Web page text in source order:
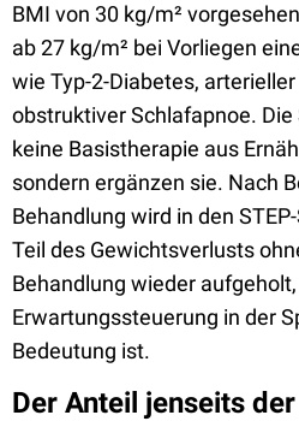
BMI von 30 kg/m²
ab 27 kg/m² bei Vorliegen
wie Typ-2-Diabetes,
obstruktiver Schlafapnoe.
keine Basistherapie aus
sondern ergänzen sie. Nach
Behandlung wird in den
Teil des Gewichtsverlusts
Behandlung wieder
Erwartungssteuerung in der
Bedeutung ist.
Der Anteil jenseits